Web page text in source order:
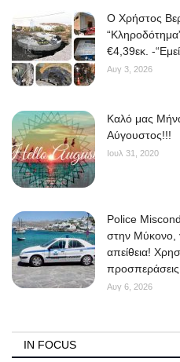
O Χρήστος
€4,39εκ. -
Αυγ 3, 2026
Kαλό μας
Αύγουστος!!!
Ιουλ 31, 2020
Police
στην Μύκονο,
απείθεια!
προσπεράσεις
Αυγ 6, 2026
IN FOCUS